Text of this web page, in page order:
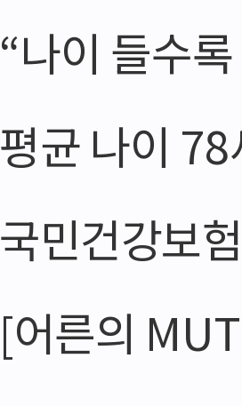
“나이 들수
평균 나이 78
국민건강보
[어른의